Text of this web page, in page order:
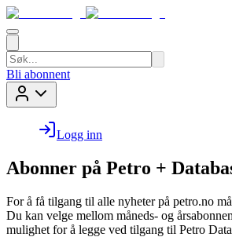
Bli abonnent
Logg inn
Abonner på Petro +
For å få tilgang til alle nyheter på petro.no
Du kan velge mellom måneds- og
mulighet for å legge ved tilgang til Petro